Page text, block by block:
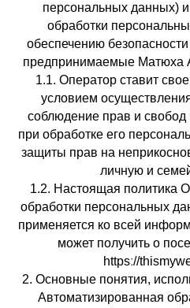
персональных данных)
обработки
обеспечению
предпринимаемые Матюха
1.1. Оператор ставит
условием
соблюдение прав и свобод
при обработке его
защиты прав на
личную и
1.2. Настоящая политика
обработки персональных
применяется ко всей
может получить о
httpsː//
2. Основные понятия,
Автоматизированная